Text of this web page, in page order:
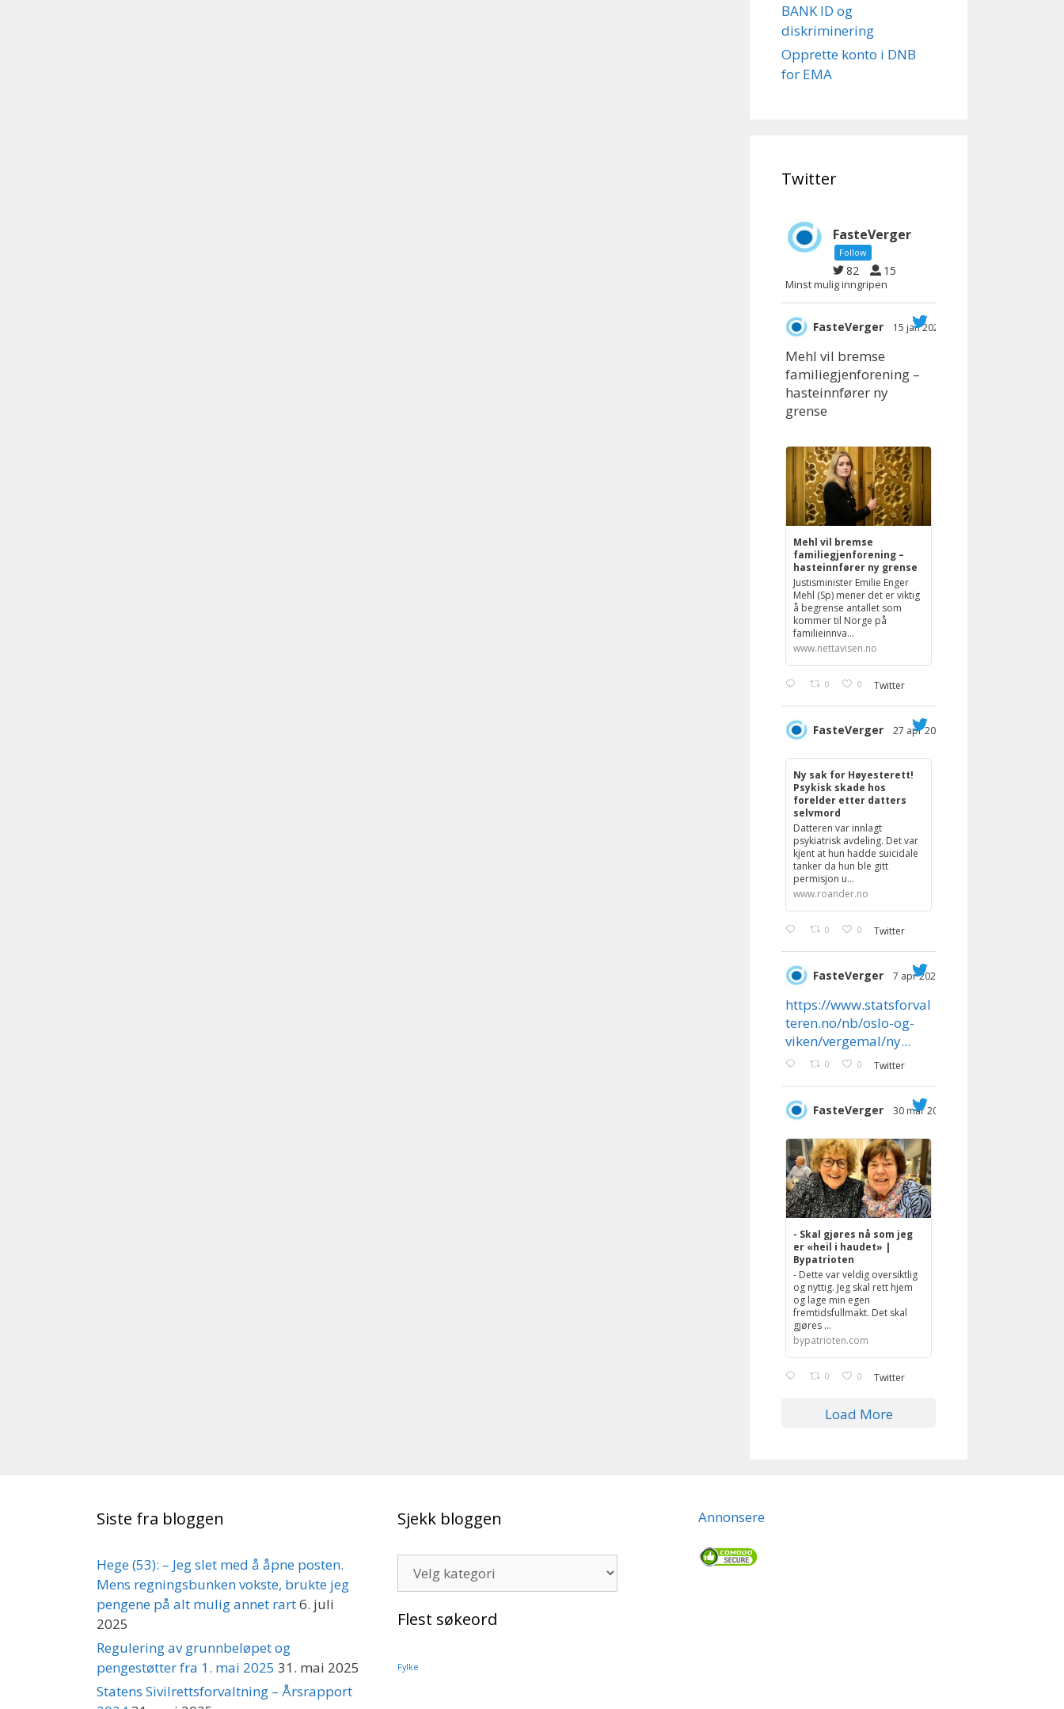
BANK ID og
diskriminering
Opprette konto i DNB
for EMA
Twitter
FasteVerger
Follow
82 15
Minst mulig inngripen
;
FasteVerger 15 jan 2025
Mehl vil bremse
familiegjenforening –
hasteinnfører ny
grense
Mehl vil bremse
familiegjenforening –
hasteinnfører ny grense
Justisminister Emilie Enger
Mehl (Sp) mener det er viktig
å begrense antallet som
kommer til Norge på
familieinnva...
www.nettavisen.no
0 0 Twitter
FasteVerger 27 apr 2023
Ny sak for Høyesterett!
Psykisk skade hos
forelder etter datters
selvmord
Datteren var innlagt
psykiatrisk avdeling. Det var
kjent at hun hadde suicidale
tanker da hun ble gitt
permisjon u...
www.roander.no
0 0 Twitter
;
FasteVerger 7 apr 2023
https://www.statsforval
teren.no/nb/oslo-og-
viken/vergemal/ny...
0 0 Twitter
FasteVerger 30 mar 2023
- Skal gjøres nå som jeg
er «heil i haudet» |
Bypatrioten
- Dette var veldig oversiktlig
og nyttig. Jeg skal rett hjem
og lage min egen
fremtidsfullmakt. Det skal
gjøres ...
bypatrioten.com
0 0 Twitter
Load More
Siste fra bloggen
Hege (53): – Jeg slet med å åpne posten.
Mens regningsbunken vokste, brukte jeg
pengene på alt mulig annet rart6. juli
2025
Regulering av grunnbeløpet og
pengestøtter fra 1. mai 2025 31. mai 2025
Statens Sivilrettsforvaltning – Årsrapport
Sjekk bloggen
bloggen
Flest søkeord
Fylke
Annonsere